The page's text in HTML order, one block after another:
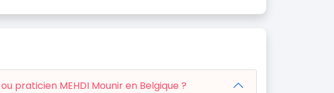
praticien MEHDI Mounir en Belgique ?